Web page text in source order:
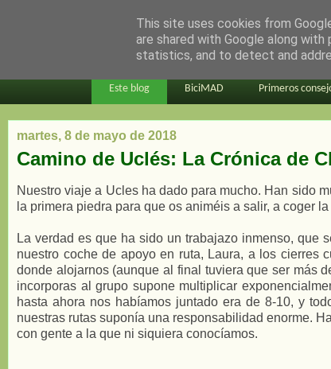
en bici por madrid
Este blog BiciMAD Primeros
martes, 8 de mayo de 2018
Camino de Uclés: La Crónica de
Nuestro viaje a Ucles ha dado para mucho. Han sido
la primera piedra para que os animéis a salir, a coger
La verdad es que ha sido un trabajazo inmenso, que
nuestro coche de apoyo en ruta, Laura, a los cierres
donde alojarnos (aunque al final tuviera que ser más
incorporas al grupo supone multiplicar
hasta ahora nos habíamos juntado era de 8-10, y
nuestras rutas suponía una responsabilidad enorme.
con gente a la que ni siquiera conocíamos.
This site uses cookies from
are shared with Google along
statistics, and to detect and